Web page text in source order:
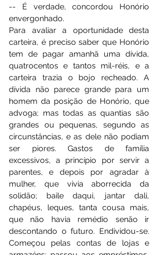
-- É verdade, concordou Honório
envergonhado.
Para avaliar a oportunidade desta
carteira, é preciso saber que Honório
tem de pagar amanhã uma dívida,
quatrocentos e tantos mil-réis, e a
carteira trazia o bojo recheado. A
dívida não parece grande para um
homem da posição de Honório, que
advoga; mas todas as quantias são
grandes ou pequenas, segundo as
circunstâncias, e as dele não podiam
ser piores. Gastos de família
excessivos, a princípio por servir a
parentes, e depois por agradar à
mulher, que vivia aborrecida da
solidão; baile daqui, jantar dali,
chapéus, leques, tanta cousa mais,
que não havia remédio senão ir
descontando o futuro. Endividou-se.
Começou pelas contas de lojas e